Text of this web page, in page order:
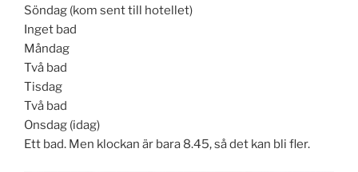
Söndag (kom sent till hotellet)
Inget bad
Måndag
Två bad
Tisdag
Två bad
Onsdag (idag)
Ett bad. Men klockan är bara 8.45, så det kan bli fler.